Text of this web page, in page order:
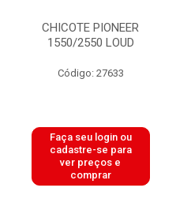
CHICOTE PIONEER
1550/2550 LOUD
Código: 27633
Faça seu login ou
cadastre-se para
ver preços e
comprar